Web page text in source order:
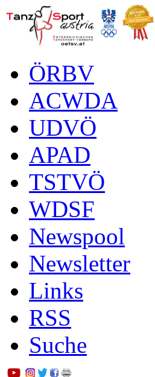
ÖRBV
ACWDA
UDVÖ
APAD
TSTVÖ
WDSF
Newspool
Newsletter
Links
RSS
Suche